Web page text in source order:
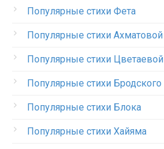
Популярные стихи Фета
Популярные стихи Ахматовой
Популярные стихи Цветаевой
Популярные стихи Бродского
Популярные стихи Блока
Популярные стихи Хайяма